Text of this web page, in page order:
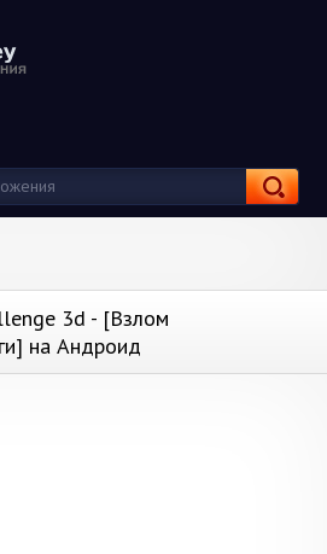
3d - [Взлом
на Андроид